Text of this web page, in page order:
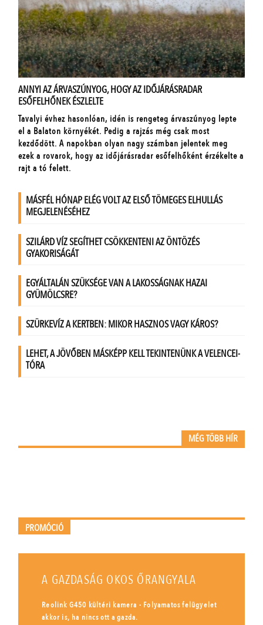
MÉG TÖBB HÍR
PROMÓCIÓ
A GAZDASÁG OKOS ŐRANGYALA
Reolink G450 kültéri kamera - Folyamatos felügyelet
akkor is, ha nincs ott a gazda.